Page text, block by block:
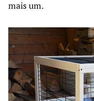
mais um.